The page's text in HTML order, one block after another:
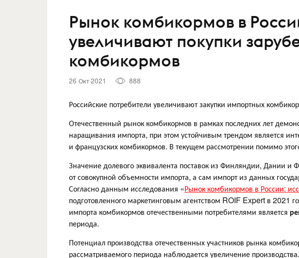
Рынок комбикормов в
увеличивают покупки
комбикормов
26 Окт 2021 888
Российские потребители увеличивают закупки импортных
Отечественный рынок комбикормов в рамках последних лет
наращивания импорта, при этом устойчивым трендом является
и французских комбикормов. В текущем рассмотрении помимо
Значение долевого эквивалента поставок из Финляндии, Дании и
от совокупной объемности импорта, а сам импорт из данных
Согласно данным исследования «Рынок комбикормов в России:
подготовленного маркетинговым агентством ROIF Expert в 2021
импорта комбикормов отечественными потребителями является
периода.
Потенциал производства отечественных участников рынка
рассматриваемого периода наблюдается увеличение